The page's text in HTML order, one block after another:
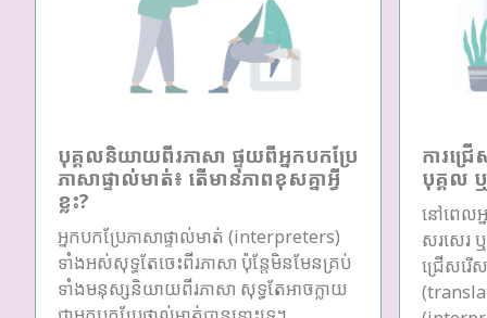
បុគ្គលនិយាយពីរភាសា ផ្ទុយពីអ្នកបកប្រែ
ភាសាផ្ទាល់មាត់៖ តើមានភាពខុសគ្នាអ្វី
ខ្លះ?
អ្នកបកប្រែភាសាផ្ទាល់មាត់ (interpreters)
ទាំងអស់សុទ្ធតែចេះពីរភាសា ប៉ុន្តែមិនមែនគ្រប់
ទាំងមនុស្សនិយាយពីរភាសា សុទ្ធតែអាចក្លាយ
ការជ្រ
បុគ្គល ឬ
នៅពេលអ្
សរសេរ ឬ
ជ្រើសរើ